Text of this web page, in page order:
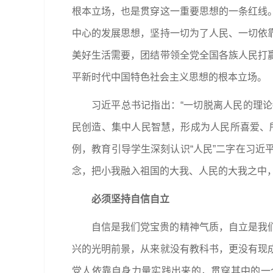
根本立场，也是贯穿这一重要思想的一条红
中心的发展思想，坚持一切为了人民、一切
美好生活需要，团结带领全党全国各族人民
平新时代中国特色社会主义思想的根本立场。
习近平总书记指出：“一切脱离人民的理
民创造、集中人民智慧，形成为人民所喜爱
例，教育引导学生深刻认识“人民”二字在习
念，把小我融入祖国的大我、人民的大我之
必须坚持自信自立
自信是我们党宝贵的精神气质，自立是
兴的光明前景，从来就没有教科书，更没有
党人依靠自身力量实践出来的，贯穿其中的